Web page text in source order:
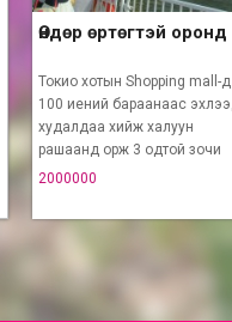
Токио хотын Shopping mall-д
100 иений бараанаас
худалдаа хийж халуун
рашаанд орж 3 одтой зочи
2000000